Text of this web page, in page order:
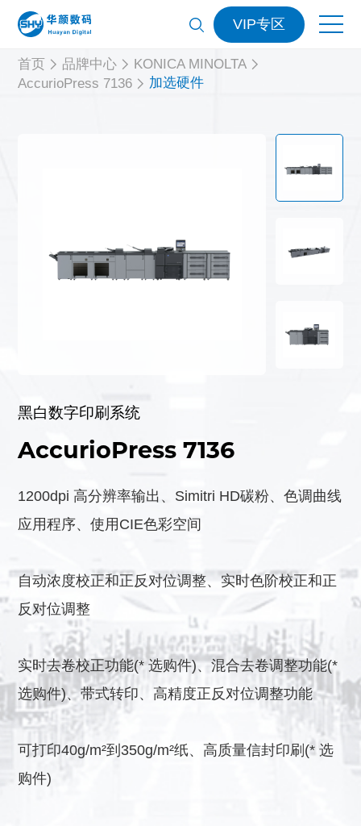
VIP专区
首页 品牌中心
KONICA MINOLTA
AccurioPress 7136
加选硬件
黑白数字印刷系统
AccurioPress 7136
1200dpi 高分辨率输出、Simitri HD碳粉、色调曲线
应用程序、使用CIE色彩空间
自动浓度校正和正反对位调整、实时色阶校正和正
反对位调整
实时去卷校正功能(* 选购件)、混合去卷调整功能(*
选购件)、带式转印、高精度正反对位调整功能
可打印40g/m²到350g/m²纸、高质量信封印刷(* 选
购件)